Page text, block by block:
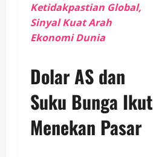
Ketidakpastian Global,
Sinyal Kuat Arah
Ekonomi Dunia
Dolar AS dan
Suku Bunga Ikut
Menekan Pasar